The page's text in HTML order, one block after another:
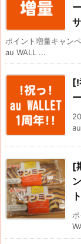
ポイント増量キャン
au WALL ...
[!
[